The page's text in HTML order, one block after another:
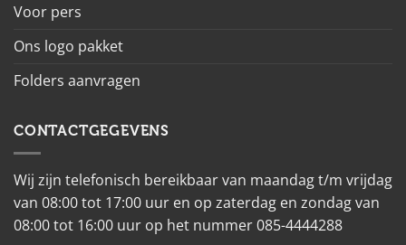
Voor pers
Ons logo pakket
Folders aanvragen
CONTACTGEGEVENS
Wij zijn telefonisch bereikbaar van maandag t/m vrijdag
van 08:00 tot 17:00 uur en op zaterdag en zondag van
08:00 tot 16:00 uur op het nummer 085-4444288